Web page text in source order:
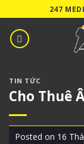
to
content
247
TIN TỨC
Cho Thuê
Posted on 16